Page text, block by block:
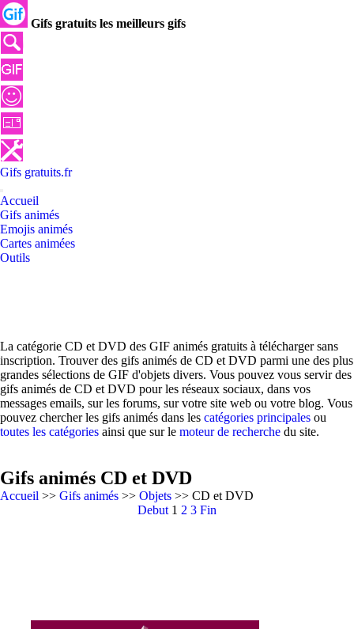
Gifs gratuits les meilleurs gifs
Gifs gratuits.fr
Accueil
Gifs animés
Emojis animés
Cartes animées
Outils
La catégorie CD et DVD des GIF animés gratuits à télécharger sans
inscription. Trouver des gifs animés de CD et DVD parmi une des plus
grandes sélections de GIF d'objets divers. Vous pouvez vous servir des
gifs animés de CD et DVD pour les réseaux sociaux, dans vos
messages emails, sur les forums, sur votre site web ou votre blog. Vous
pouvez chercher les gifs animés dans les catégories principales ou
toutes les catégories ainsi que sur le moteur de recherche du site.
Gifs animés CD et DVD
Accueil >> Gifs animés >> Objets >> CD et DVD
Debut 1 2 3 Fin